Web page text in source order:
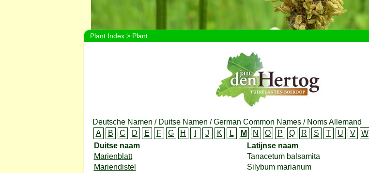
Plant Index> Plant
Deutsche Namen / Duitse Namen / German Common Names / Noms Allemand
A
B C D E F G H J K L M N O P Q R S T U V W
Duitse naam
Latijnse naam
Marienblatt
Tanacetum balsamita
Mariendistel
Silybum marianum